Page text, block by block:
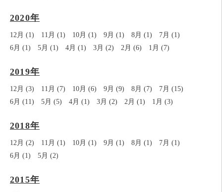
2020年
12月 (1) 11月 (1) 10月 (1) 9月 (1) 8月 (1)
7月 (1)
6月 (1)
5月 (1) 4月 (1) 3月 (2) 2月 (6) 1月 (7)
2019年
12月 (3) 11月 (7) 10月 (6) 9月 (9) 8月 (7)
7月 (15)
6月 (11)
5月 (5) 4月 (1) 3月 (2) 2月 (1) 1月 (3)
2018年
12月 (2) 11月 (1) 10月 (1) 9月 (1) 8月 (1)
7月 (1)
6月 (1)
5月 (2)
2015年